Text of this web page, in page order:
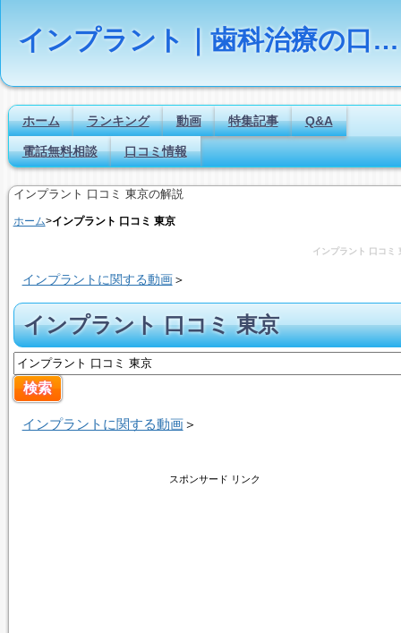
インプラント｜歯科治療の口コミ評判ランキング
ホーム ランキング 動画 特集記事 Q&A
電話無料相談 口コミ情報
インプラント 口コミ 東京の解説
ホーム>インプラント 口コミ 東京
インプラント 口コミ
インプラントに関する動画＞
インプラント 口コミ 東京
インプラントに関する動画＞
スポンサード リンク